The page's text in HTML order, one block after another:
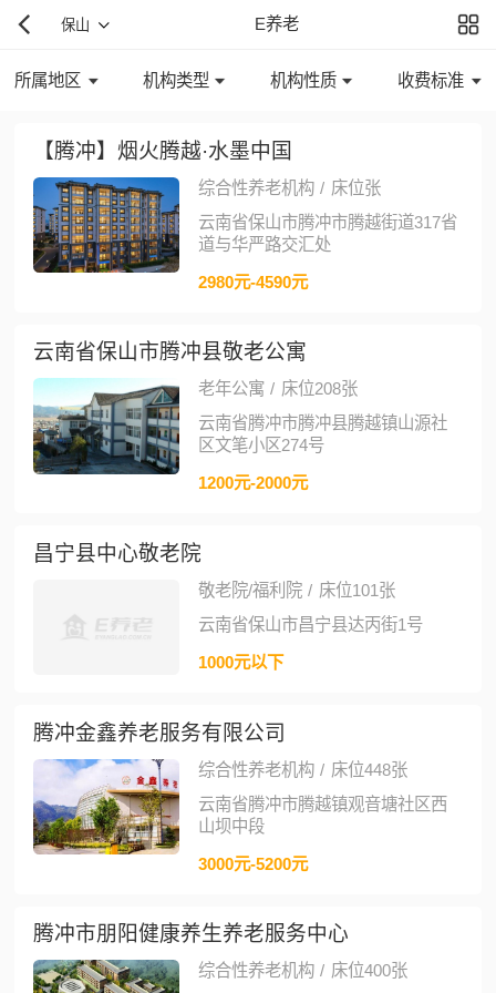
保山 E养老
所属地区 机构类型 机构性质 收费标准
【腾冲】烟火腾越·水墨中国
综合性养老机构 / 床位张
云南省保山市腾冲市腾越街道317省
道与华严路交汇处
2980元-4590元
云南省保山市腾冲县敬老公寓
老年公寓 / 床位208张
云南省腾冲市腾冲县腾越镇山源社
区文笔小区274号
1200元-2000元
昌宁县中心敬老院
敬老院/福利院 / 床位101张
云南省保山市昌宁县达丙街1号
1000元以下
腾冲金鑫养老服务有限公司
综合性养老机构 / 床位448张
云南省腾冲市腾越镇观音塘社区西
山坝中段
3000元-5200元
腾冲市朋阳健康养生养老服务中心
综合性养老机构 / 床位400张